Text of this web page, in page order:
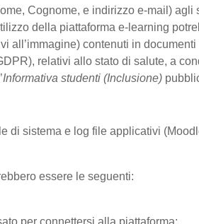
Cognome, e indirizzo e-mail)
della piattaforma e-learning
all’immagine) contenuti in
relativi allo stato di salute, a
Informativa studenti (Inclusione)
di sistema e log file applicativi
essere le seguenti:
per connettersi alla piattaforma;